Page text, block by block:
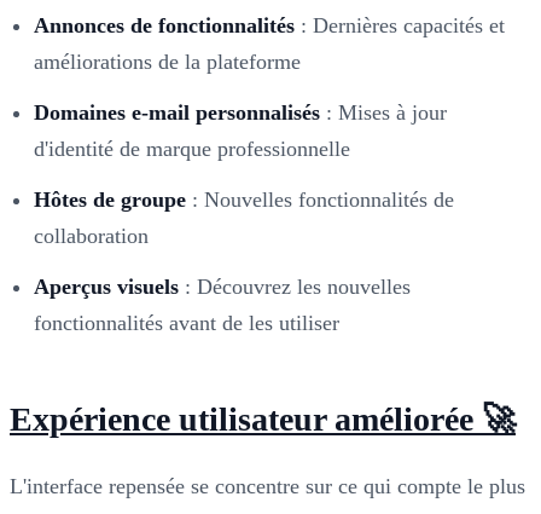
Annonces de fonctionnalités : Dernières capacités et
améliorations de la plateforme
Domaines e-mail personnalisés : Mises à jour
d'identité de marque professionnelle
Hôtes de groupe : Nouvelles fonctionnalités de
collaboration
Aperçus visuels : Découvrez les nouvelles
fonctionnalités avant de les utiliser
Expérience utilisateur améliorée 🚀
L'interface repensée se concentre sur ce qui compte le plus